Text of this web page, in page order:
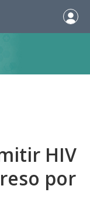
HIV
por